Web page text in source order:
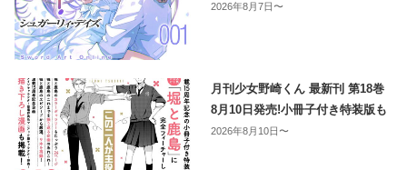
2026年8月7日〜
月刊少女野崎くん 最新刊 第18巻
8月10日発売!小冊子付き特装版も
2026年8月10日〜